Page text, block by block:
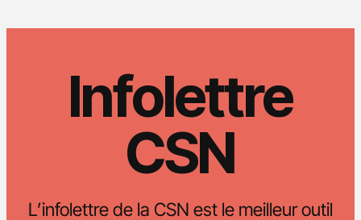
Infolettre
CSN
L’infolettre de la CSN est le meilleur outil